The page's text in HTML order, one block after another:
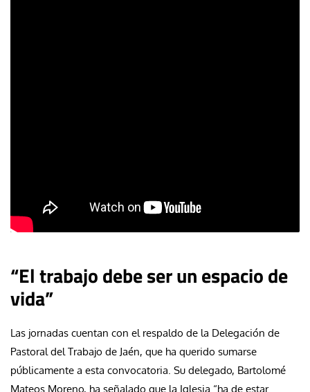
“El trabajo debe ser un espacio de
vida”
Las jornadas cuentan con el respaldo de la Delegación de
Pastoral del Trabajo de Jaén, que ha querido sumarse
públicamente a esta convocatoria. Su delegado, Bartolomé
Mateos Moreno, ha señalado que la Iglesia “ha de estar